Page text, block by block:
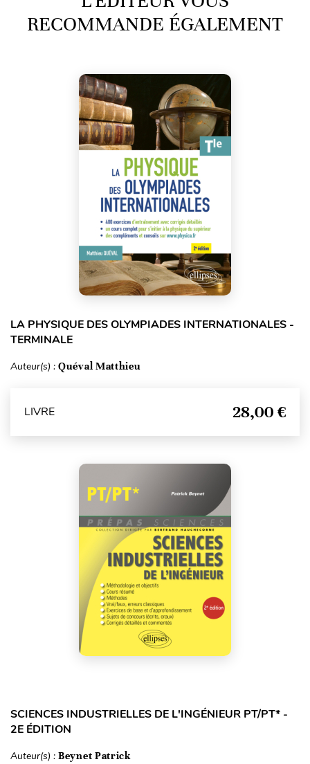
RECOMMANDE ÉGALEMENT
LA PHYSIQUE DES OLYMPIADES INTERNATIONALES -
TERMINALE
Auteur(s) : Quéval Matthieu
LIVRE 28,00 €
SCIENCES INDUSTRIELLES DE L'INGÉNIEUR PT/PT* -
2E ÉDITION
Auteur(s) : Beynet Patrick